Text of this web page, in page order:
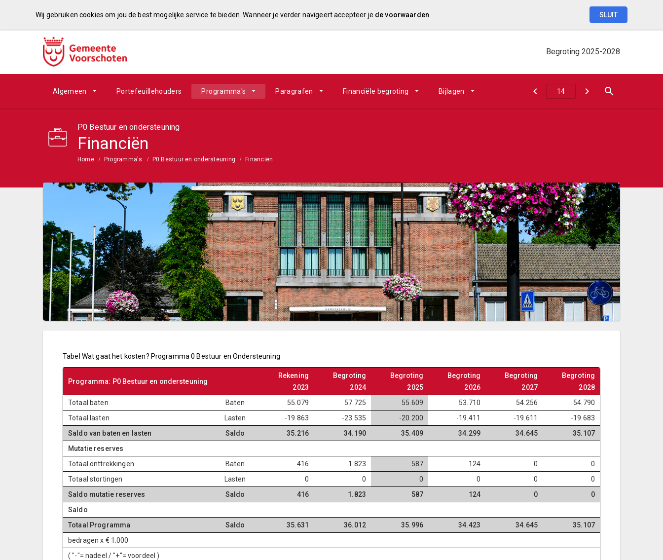
Wij gebruiken cookies om jou de best mogelijke service te bieden. Wanneer je verder navigeert accepteer je de voorwaarden SLUIT
Begroting 2025-2028
Algemeen Portefeuillehouders Programma's Paragrafen Financiële begroting Bijlagen
P0 Bestuur en ondersteuning
Financiën
Home Programma's P0 Bestuur en ondersteuning Financiën
Tabel Wat gaat het kosten? Programma 0 Bestuur en Ondersteuning
Programma: P0 Bestuur en ondersteuning
Rekening
2023
Begroting
2024
Begroting
2025
Begroting
2026
Begroting
2027
Begroting
2028
Totaal baten
Baten 55.079 57.725 55.609 53.710 54.256
54.790
Totaal lasten
Lasten -19.863 -23.535 -20.200 -19.411 -19.611
-19.683
Saldo van baten en lasten
Saldo 35.216 34.190 35.409 34.299 34.645
35.107
Mutatie reserves
Totaal onttrekkingen
Baten 416 1.823 587 124 0
0
Totaal stortingen
Lasten 0 0 0 0 0
0
Saldo mutatie reserves
Saldo 416 1.823 587 124 0
0
Saldo
Totaal Programma
Saldo 35.631 36.012 35.996 34.423 34.645
35.107
bedragen x € 1.000
( "-"= nadeel / "+"= voordeel )